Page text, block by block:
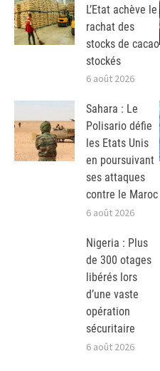
L’Etat achève le
rachat des
stocks de cacao
stockés
6 août 2026
Sahara : Le
Polisario défie
les Etats Unis
en poursuivant
ses attaques
contre le Maroc
6 août 2026
Nigeria : Plus
de 300 otages
libérés lors
d’une vaste
opération
sécuritaire
6 août 2026